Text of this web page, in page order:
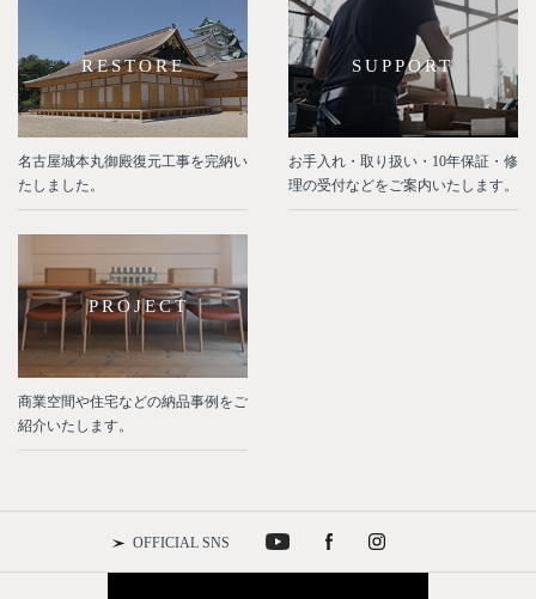
RESTORE
名古屋城本丸御殿復元工事を完納い
たしました。
SUPPORT
お手入れ・取り扱い・10年保証・修
理の受付などをご案内いたします。
PROJECT
商業空間や住宅などの納品事例をご
紹介いたします。
OFFICIAL SNS